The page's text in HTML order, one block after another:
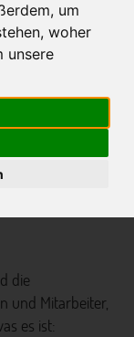
um
woher
unsere
die
und Mitarbeiter,
es ist: